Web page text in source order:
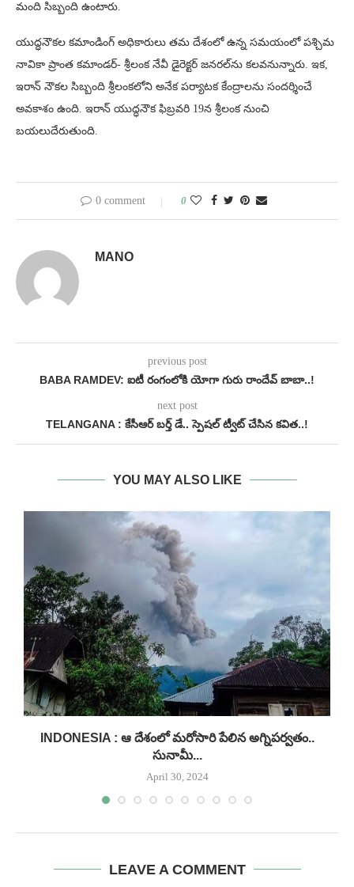
మంది సిబ్బంది ఉంటారు.
యుద్ధనౌకల కమాండింగ్ అధికారులు తమ దేశంలో ఉన్న సమయంలో పశ్చిమ
నావికా ప్రాంత కమాండర్- శ్రీలంక నేవీ డైరెక్టర్ జనరల్‌ను కలవనున్నారు. ఇక,
ఇరాన్ నౌకల సిబ్బంది శ్రీలంకలోని అనేక పర్యాటక కేంద్రాలను సందర్శించే
అవకాశం ఉంది. ఇరాన్ యుద్ధనౌక ఫిబ్రవరి 19న శ్రీలంక నుంచి
బయలుదేరుతుంది.
0 comment 0
MANO
previous post
BABA RAMDEV: ఐటీ రంగంలోకి యోగా గురు రాందేవ్‌ బాబా..!
next post
TELANGANA : కేసీఆర్ బర్త్ డే.. స్పెషల్ ట్వీట్ చేసిన కవిత..!
YOU MAY ALSO LIKE
INDONESIA : ఆ దేశంలో మరోసారి పేలిన అగ్నిపర్వతం..
సునామీ...
April 30, 2024
LEAVE A COMMENT